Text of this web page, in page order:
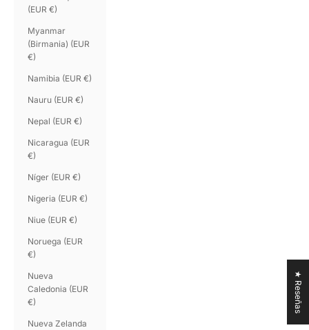
(EUR €)
Myanmar
(Birmania) (EUR
€)
Namibia (EUR €)
Nauru (EUR €)
Nepal (EUR €)
Nicaragua (EUR
€)
Níger (EUR €)
Nigeria (EUR €)
Niue (EUR €)
Noruega (EUR
€)
Nueva
Caledonia (EUR
€)
Nueva Zelanda
★ Reseñas